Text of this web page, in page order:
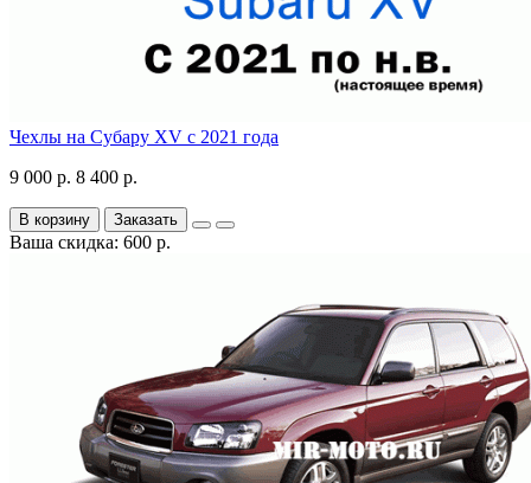
Чехлы на Субару XV с 2021 года
9 000 р. 8 400 р.
В корзину Заказать
Ваша скидка: 600 р.